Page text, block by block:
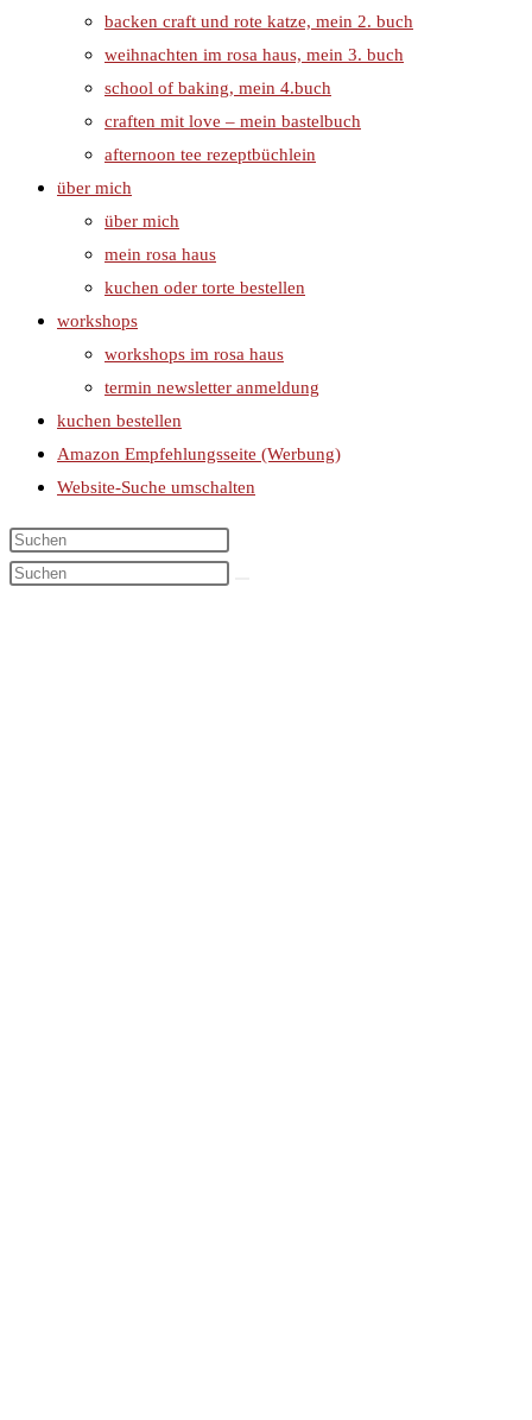
backen craft und rote katze, mein 2. buch
weihnachten im rosa haus, mein 3. buch
school of baking, mein 4.buch
craften mit love – mein bastelbuch
afternoon tee rezeptbüchlein
über mich
über mich
mein rosa haus
kuchen oder torte bestellen
workshops
workshops im rosa haus
termin newsletter anmeldung
kuchen bestellen
Amazon Empfehlungsseite (Werbung)
Website-Suche umschalten